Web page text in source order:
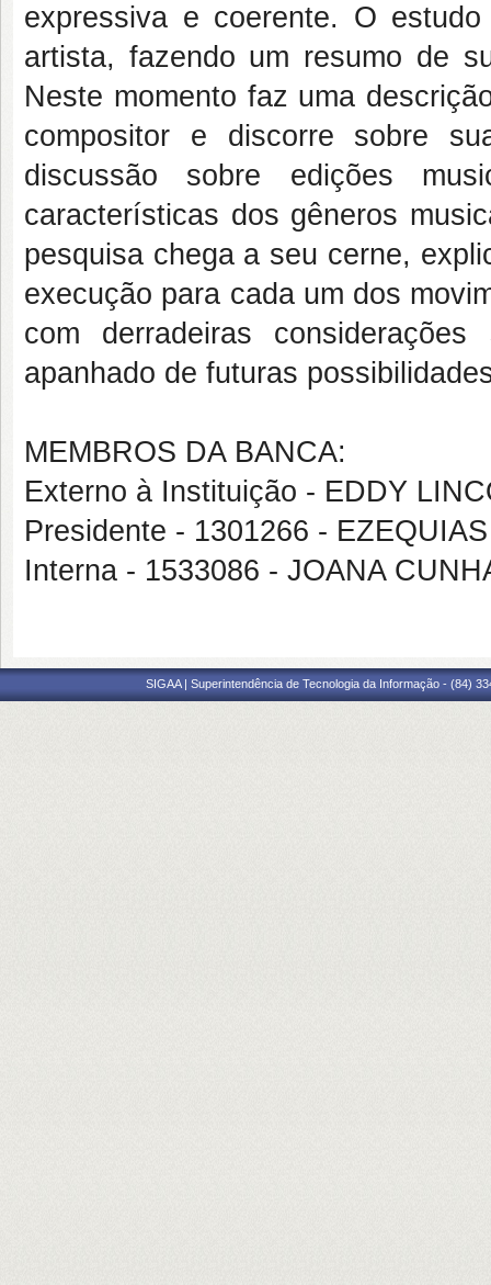
expressiva e coerente. O
artista, fazendo um resumo de
Neste momento faz uma
compositor e discorre sobre
discussão sobre edições
características dos gêneros
pesquisa chega a seu cerne,
execução para cada um dos
com derradeiras
apanhado de futuras
MEMBROS DA BANCA:
Externo à Instituição - EDDY
Presidente - 1301266 -
Interna - 1533086 - JOANA
SIGAA | Superintendência de Tecnologia da Informação - (84)